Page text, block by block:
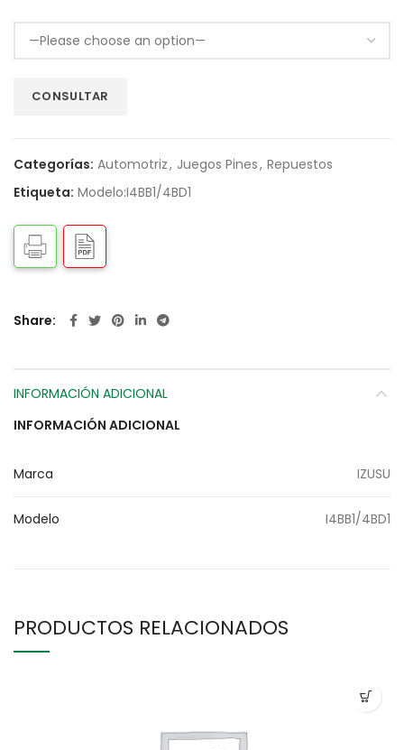
Categorías: Automotriz, Juegos Pines, Repuestos
Etiqueta: Modelo:I4BB1/4BD1
Share
INFORMACIÓN ADICIONAL
INFORMACIÓN ADICIONAL
Marca IZUSU
Modelo I4BB1/4BD1
PRODUCTOS RELACIONADOS